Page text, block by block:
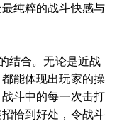
纯粹的战斗快感与
结合。无论是近战
能体现出玩家的操
斗中的每一次击打
恰到好处，令战斗